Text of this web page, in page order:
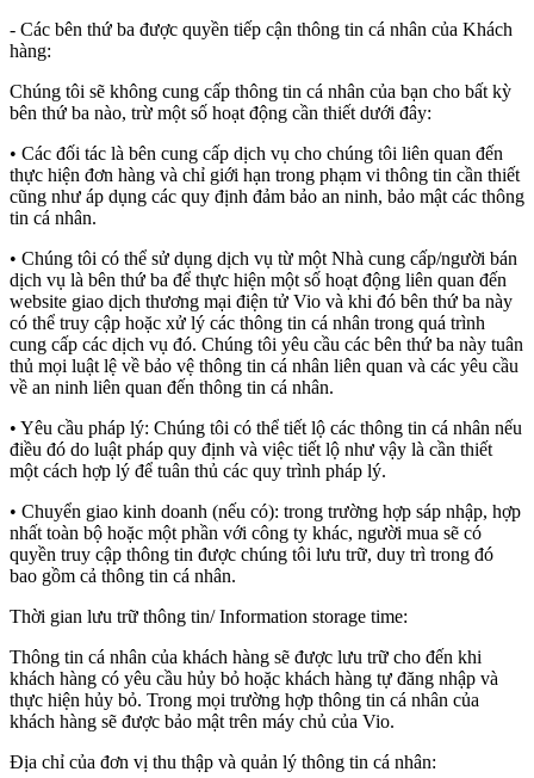
- Các bên thứ ba được quyền tiếp cận thông tin cá nhân của Khách
hàng:
Chúng tôi sẽ không cung cấp thông tin cá nhân của bạn cho bất kỳ
bên thứ ba nào, trừ một số hoạt động cần thiết dưới đây:
• Các đối tác là bên cung cấp dịch vụ cho chúng tôi liên quan đến
thực hiện đơn hàng và chỉ giới hạn trong phạm vi thông tin cần thiết
cũng như áp dụng các quy định đảm bảo an ninh, bảo mật các thông
tin cá nhân.
• Chúng tôi có thể sử dụng dịch vụ từ một Nhà cung cấp/người bán
dịch vụ là bên thứ ba để thực hiện một số hoạt động liên quan đến
website giao dịch thương mại điện tử Vio và khi đó bên thứ ba này
có thể truy cập hoặc xử lý các thông tin cá nhân trong quá trình
cung cấp các dịch vụ đó. Chúng tôi yêu cầu các bên thứ ba này tuân
thủ mọi luật lệ về bảo vệ thông tin cá nhân liên quan và các yêu cầu
về an ninh liên quan đến thông tin cá nhân.
• Yêu cầu pháp lý: Chúng tôi có thể tiết lộ các thông tin cá nhân nếu
điều đó do luật pháp quy định và việc tiết lộ như vậy là cần thiết
một cách hợp lý để tuân thủ các quy trình pháp lý.
• Chuyển giao kinh doanh (nếu có): trong trường hợp sáp nhập, hợp
nhất toàn bộ hoặc một phần với công ty khác, người mua sẽ có
quyền truy cập thông tin được chúng tôi lưu trữ, duy trì trong đó
bao gồm cả thông tin cá nhân.
Thời gian lưu trữ thông tin/ Information storage time:
Thông tin cá nhân của khách hàng sẽ được lưu trữ cho đến khi
khách hàng có yêu cầu hủy bỏ hoặc khách hàng tự đăng nhập và
thực hiện hủy bỏ. Trong mọi trường hợp thông tin cá nhân của
khách hàng sẽ được bảo mật trên máy chủ của Vio.
Địa chỉ của đơn vị thu thập và quản lý thông tin cá nhân: